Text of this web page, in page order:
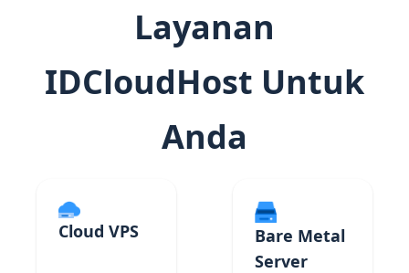
Layanan
IDCloudHost Untuk
Anda
Cloud VPS
Bare Metal
Server